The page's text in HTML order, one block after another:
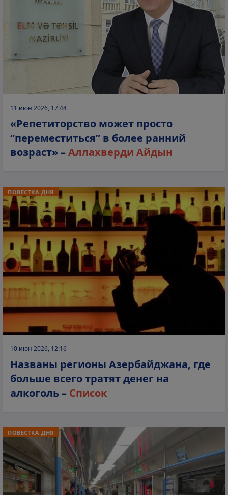
11 июн 2026, 17:44
«Репетиторство может просто
“переместиться” в более ранний
возраст» –Аллахверди Айдын
ПОВЕСТКА ДНЯ
10 июн 2026, 12:16
Названы регионы Азербайджана, где
больше всего тратят денег на
алкоголь – Список
ПОВЕСТКА ДНЯ